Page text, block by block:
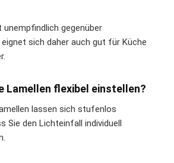
unempfindlich gegenüber
sich daher auch gut für Küche
Lamellen flexibel einstellen?
lassen sich stufenlos
Sie den Lichteinfall individuell